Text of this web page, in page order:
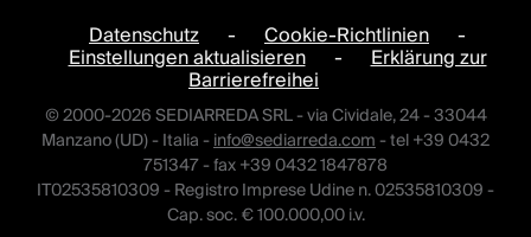
Datenschutz - Cookie-Richtlinien -
Einstellungen aktualisieren - Erklärung zur
Barrierefreihei
© 2000-2026 SEDIARREDA SRL - via Cividale, 24 - 33044
Manzano (UD) - Italia -info@sediarreda.com- tel +39 0432
751347 - fax +39 0432 1847878
IT02535810309 - Registro Imprese Udine n. 02535810309 -
Cap. soc. € 100.000,00 i.v.